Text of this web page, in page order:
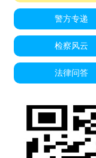
警方专递
检察风云
法律问答